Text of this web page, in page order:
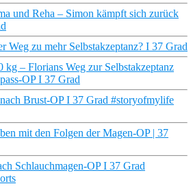
und Reha – Simon kämpft sich zurück
Weg zu mehr Selbstakzeptanz? I 37 Grad
kg – Florians Weg zur Selbstakzeptanz
OP I 37 Grad
Brust-OP I 37 Grad #storyofmylife
mit den Folgen der Magen-OP | 37
Schlauchmagen-OP I 37 Grad